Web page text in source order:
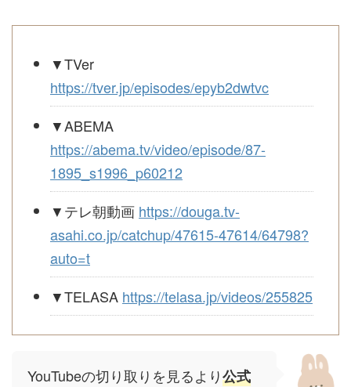
▼TVer
https://tver.jp/episodes/epyb2dwtvc
▼ABEMA
https://abema.tv/video/episode/87-
1895_s1996_p60212
▼テレ朝動画 https://douga.tv-
asahi.co.jp/catchup/47615-47614/64798?
auto=t
▼TELASA https://telasa.jp/videos/255825
YouTubeの切り取りを見るより公式